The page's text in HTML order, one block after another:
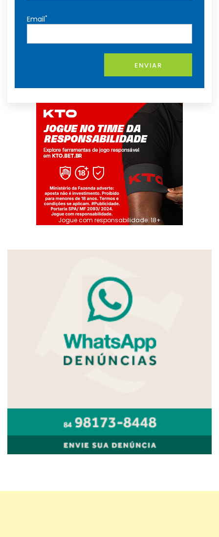
Email*
ENVIAR
Jogue com responsabilidade. 18+